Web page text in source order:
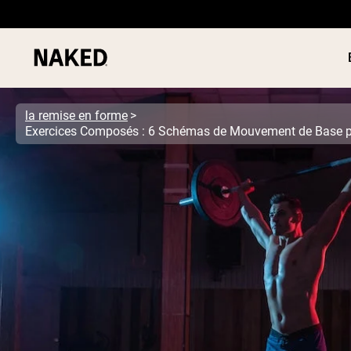
Termes de recherche populaires
”Micellar Casein“
POUDRE
la remise en forme